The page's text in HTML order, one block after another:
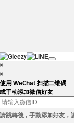
×
×
使用 WeChat 扫描二维碼
或手动添加微信好友
請跳轉後，手動添加好友，